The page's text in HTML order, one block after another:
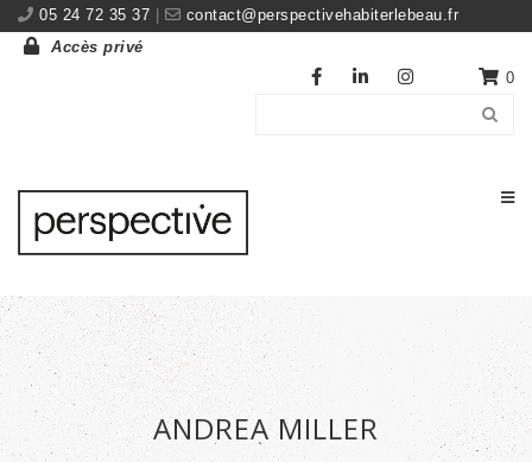
05 24 72 35 37
contact@perspectivehabiterlebeau.fr
Accès privé
0
ANDREA MILLER